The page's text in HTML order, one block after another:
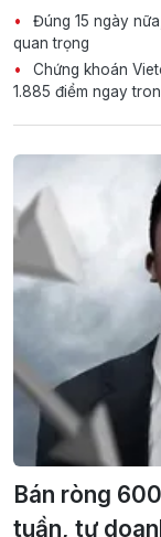
Đúng 15 ngày
quan trọng
Chứng khoán
1.885 điểm ngay
Bán ròng
tuần, tự